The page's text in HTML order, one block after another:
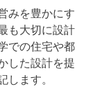
みを豊かにす
も大切に設計
での住宅や都
した設計を提
ます。